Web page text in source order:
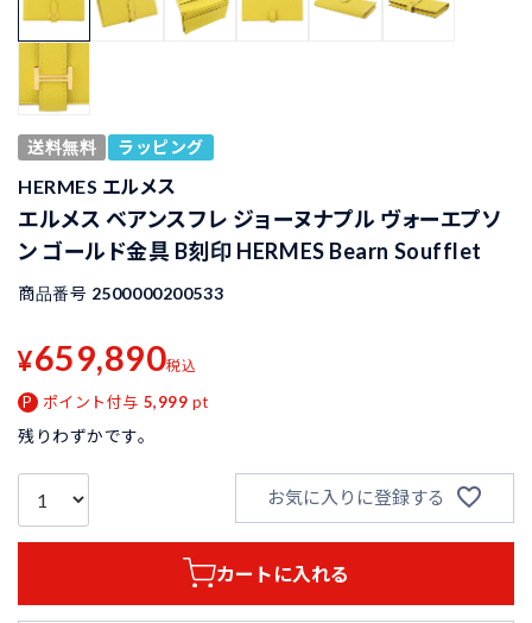
送料無料 ラッピング
HERMES エルメス
エルメス ベアンスフレ ジョーヌナプル ヴォーエプソ
ン ゴールド金具 B刻印 HERMES Bearn Soufflet
商品番号 2500000200533
¥659,890税込
ポイント付与 5,999 pt
残りわずかです。
お気に入りに登録する
カートに入れる